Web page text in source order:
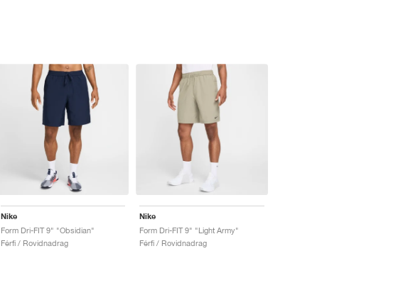
Nike
Form Dri-FIT 9" "Obsidian"
Férfi / Rovidnadrag
Nike
Form Dri-FIT 9" "Light Army"
Férfi / Rovidnadrag